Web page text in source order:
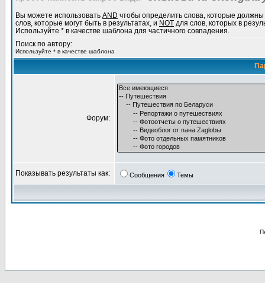
Вы можете использовать AND чтобы определить слова, которые должны
слов, которые могут быть в результатах, и NOT для слов, которых в
Используйте * в качестве шаблона для частичного совпадения.
Поиск по автору:
Используйте * в качестве шаблона
Форум:
Показывать результаты как: Сообщения Темы